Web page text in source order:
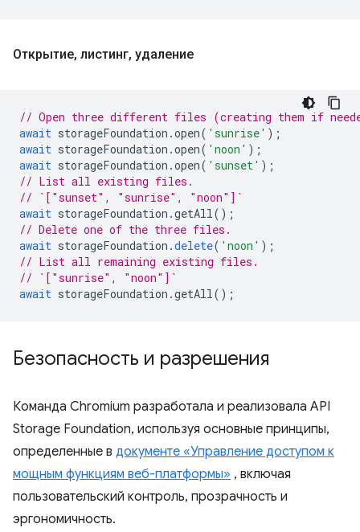
Открытие, листинг, удаление
// Open three different files (creating them if
await storageFoundation .open( 'sunrise' );
await storageFoundation .open( 'noon' );
await storageFoundation .open( 'sunset' );
// List all existing files.
// `["sunset", "sunrise", "noon"]`
await storageFoundation .getAll();
// Delete one of the three files.
await storageFoundation .delete( 'noon' );
// List all remaining existing files.
// `["sunrise", "noon"]`
await storageFoundation .getAll();
Безопасность и разрешения
Команда Chromium разработала и реализовала API
Storage Foundation, используя основные принципы,
определенные в документе «Управление доступом к
мощным функциям веб-платформы» , включая
пользовательский контроль, прозрачность и
эргономичность.